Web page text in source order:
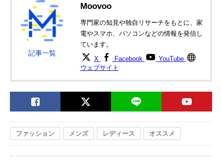
記事一覧
Moovoo
専門家の知見や独自リサーチをもとに、家
電やスマホ、パソコンなどの情報を発信し
ています。
X Facebook
YouTube
ウェブサイト
ファッション メンズ レディース オススメ